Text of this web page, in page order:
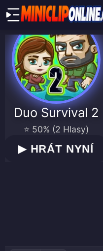
Duo Survival 2
⭐ 50% (2 Hlasy)
▶HRÁT NYNÍ